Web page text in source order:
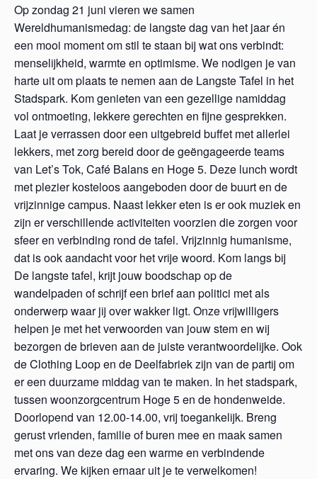
Op zondag 21 juni vieren we samen
Wereldhumanismedag: de langste dag van het jaar én
een mooi moment om stil te staan bij wat ons verbindt:
menselijkheid, warmte en optimisme. We nodigen je van
harte uit om plaats te nemen aan de Langste Tafel in het
Stadspark. Kom genieten van een gezellige namiddag
vol ontmoeting, lekkere gerechten en fijne gesprekken.
Laat je verrassen door een uitgebreid buffet met allerlei
lekkers, met zorg bereid door de geëngageerde teams
van Let’s Tok, Café Balans en Hoge 5. Deze lunch wordt
met plezier kosteloos aangeboden door de buurt en de
vrijzinnige campus. Naast lekker eten is er ook muziek en
zijn er verschillende activiteiten voorzien die zorgen voor
sfeer en verbinding rond de tafel. Vrijzinnig humanisme,
dat is ook aandacht voor het vrije woord. Kom langs bij
De langste tafel, krijt jouw boodschap op de
wandelpaden of schrijf een brief aan politici met als
onderwerp waar jij over wakker ligt. Onze vrijwilligers
helpen je met het verwoorden van jouw stem en wij
bezorgen de brieven aan de juiste verantwoordelijke. Ook
de Clothing Loop en de Deelfabriek zijn van de partij om
er een duurzame middag van te maken. In het stadspark,
tussen woonzorgcentrum Hoge 5 en de hondenweide.
Doorlopend van 12.00-14.00, vrij toegankelijk. Breng
gerust vrienden, familie of buren mee en maak samen
met ons van deze dag een warme en verbindende
ervaring. We kijken ernaar uit je te verwelkomen!